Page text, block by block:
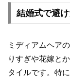
結婚式で避
ミディアムヘア
りすぎや花嫁と
タイルです。特